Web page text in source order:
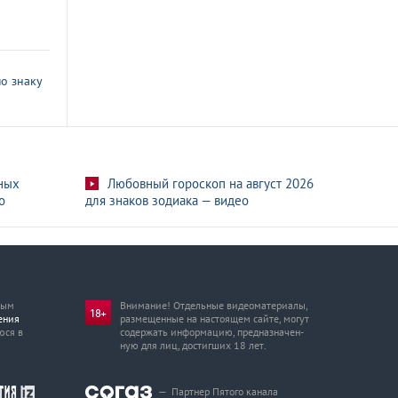
знаку
Любовный гороскоп на август 2026
для знаков зодиака — видео
в
Внимание! Отдельные видеоматериалы,
размещенные на настоящем сайте, могут
содержать информацию, предназначен­
ную для лиц, достигших 18 лет.
— Партнер Пятого канала